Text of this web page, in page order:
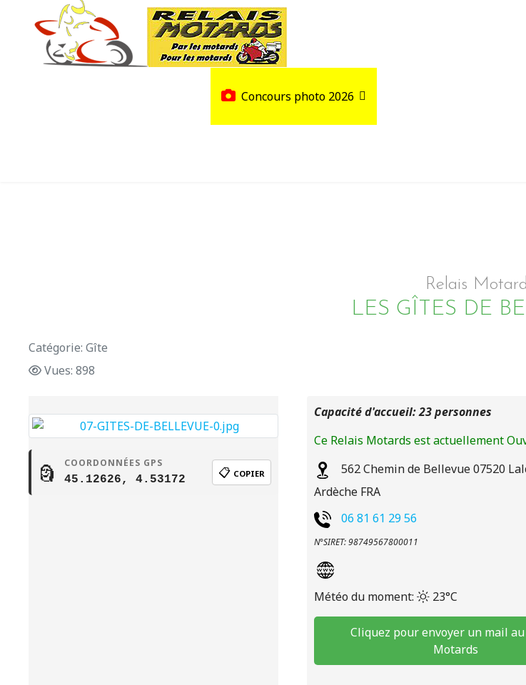
Concours photo 2026
Relais
LES GÎTES DE
Catégorie: Gîte
Vues: 898
🗿 COORDONNÉES GPS
45.12626, 4.53172 📋 COPIER
Capacité d'accueil: 23 personnes
Ce Relais Motards est actuellement
562 Chemin de Bellevue07520
Ardèche FRA
06 81 61 29 56
N°SIRET: 98749567800011
Météo du moment: 23°C
Cliquez pour envoyer un mail
Motards